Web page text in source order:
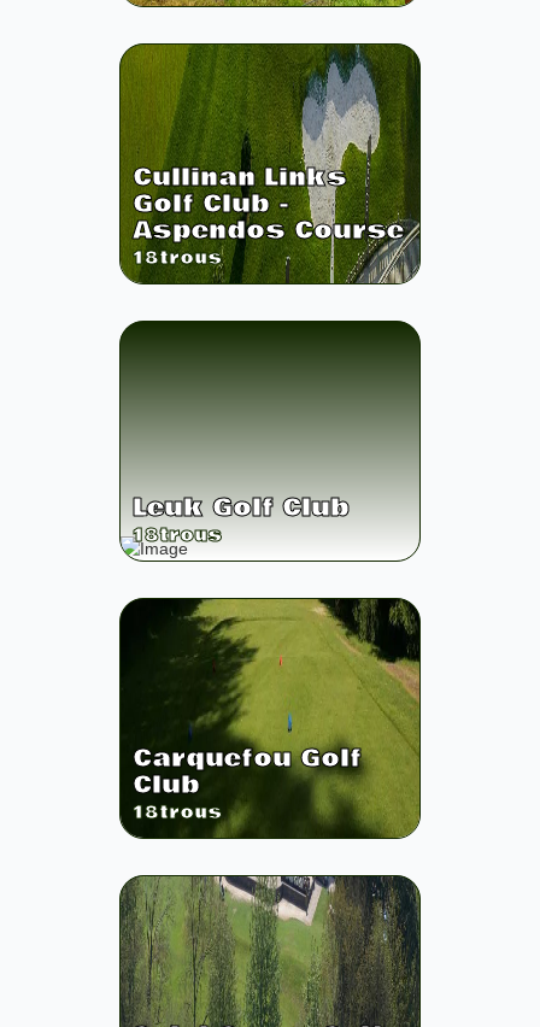
Cullinan Links
Golf Club -
Aspendos Course
18trous
Leuk Golf Club
18trous
Carquefou Golf
Club
18trous